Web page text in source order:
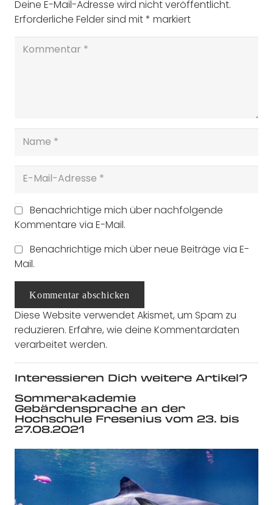
Deine E-Mail-Adresse wird nicht veröffentlicht.
Erforderliche Felder sind mit* markiert
Benachrichtige mich über nachfolgende
Kommentare via E-Mail.
Benachrichtige mich über neue Beiträge via E-
Mail.
Kommentar abschicken
Diese Website verwendet Akismet, um Spam zu
reduzieren. Erfahre, wie deine Kommentardaten
verarbeitet werden.
Interessieren Dich weitere Artikel?
Sommerakademie
Gebärdensprache an der
Hochschule Fresenius vom 23. bis
27.08.2021